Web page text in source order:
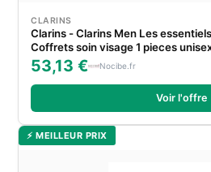
CLARINS
Clarins - Clarins Men Les
Coffrets soin visage 1 pieces
53,13 € Nocibe.fr
Voir l'offre
⚡ MEILLEUR PRIX